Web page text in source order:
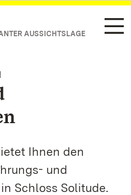
AUSSICHTSLAGE
Ihnen den
und
Schloss Solitude.